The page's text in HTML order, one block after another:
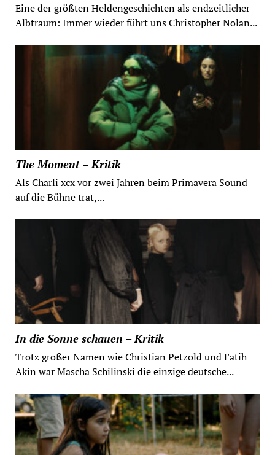
Eine der größten Heldengeschichten als endzeitlicher
Albtraum: Immer wieder führt uns Christopher Nolan...
The Moment – Kritik
Als Charli xcx vor zwei Jahren beim Primavera Sound
auf die Bühne trat,...
In die Sonne schauen – Kritik
Trotz großer Namen wie Christian Petzold und Fatih
Akin war Mascha Schilinski die einzige deutsche...